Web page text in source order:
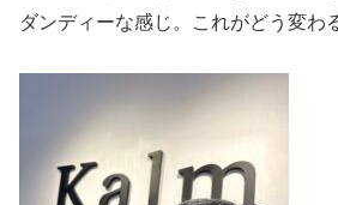
ダンディーな感じ。これがどう変わ